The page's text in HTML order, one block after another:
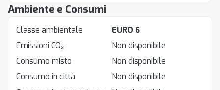
Ambiente e Consumi
Classe ambientale
EURO 6
Emissioni CO₂
Non disponibile
Consumo misto
Non disponibile
Consumo in città
Non disponibile